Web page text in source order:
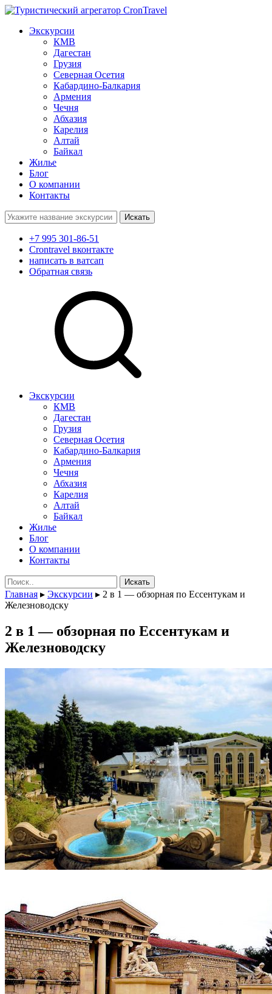
Экскурсии
КМВ
Дагестан
Грузия
Северная Осетия
Кабардино-Балкария
Армения
Чечня
Абхазия
Карелия
Алтай
Байкал
Жилье
Блог
О компании
Контакты
Поиск:
+7 995 301-86-51
Crontravel вконтакте
написать в ватсап
Обратная связь
Экскурсии
КМВ
Дагестан
Грузия
Северная Осетия
Кабардино-Балкария
Армения
Чечня
Абхазия
Карелия
Алтай
Байкал
Жилье
Блог
О компании
Контакты
Поиск:
Главная ▸ Экскурсии ▸ 2 в 1 — обзорная по Ессентукам и
Железноводску
2 в 1 — обзорная по Ессентукам и
Железноводску